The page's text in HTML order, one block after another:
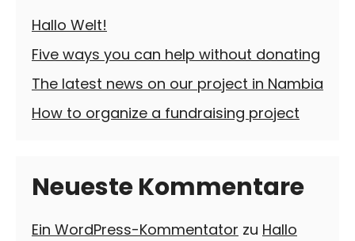
Hallo Welt!
Five ways you can help without donating
The latest news on our project in Nambia
How to organize a fundraising project
Neueste Kommentare
Ein WordPress-Kommentator zu Hallo